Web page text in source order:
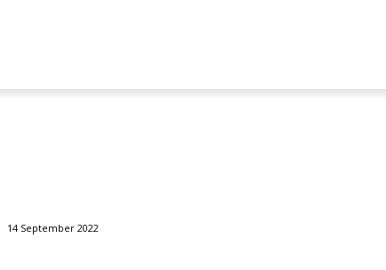
14 September 2022